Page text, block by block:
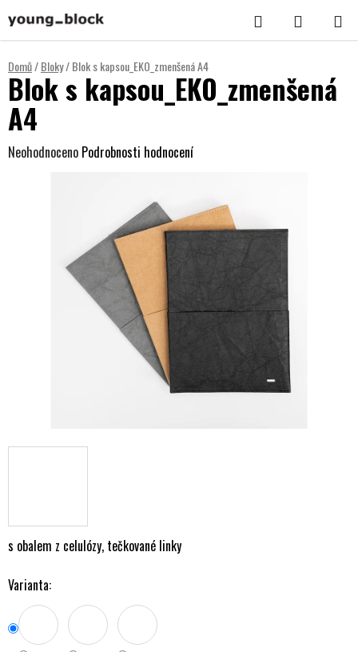
na
obsah
Hledat NÁKUPNÍ
KOŠÍK
Domů/Bloky/Blok s kapsou_EKO_zmenšená A4
s obalem z celulózy, tečkované linky
Varianta:
Blok s kapsou_EKO_zmenšená
A4
Průměrné
Neohodnoceno Podrobnosti hodnocení